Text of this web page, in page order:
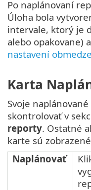
Po naplánovaní
Úloha bola
intervale, ktorý je
alebo opakovane)
nastavení
Karta
Svoje
skontrolovať v
reporty. Ostatné
karte sú
Naplánovať